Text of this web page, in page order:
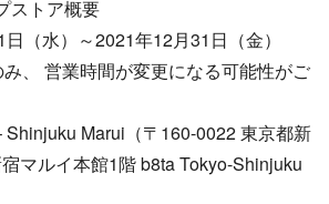
ストア概要
（水）～2021年12月31日（金）
、 営業時間が変更になる可能性がご
Shinjuku Marui（〒160-0022 東京都新
マルイ本館1階 b8ta Tokyo-Shinjuku